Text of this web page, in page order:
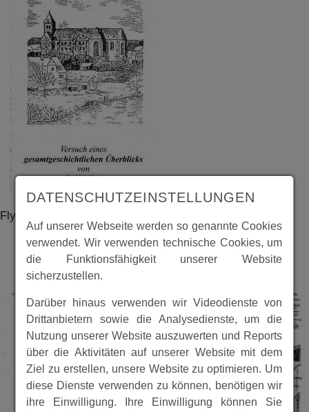
Flyer anläßlich der 900 Jahrfeier des Klosters Breitenau
DATENSCHUTZEINSTELLUNGEN
Auf unserer Webseite werden so genannte Cookies
verwendet. Wir verwenden technische Cookies, um
die Funktionsfähigkeit unserer Website
sicherzustellen.
Darüber hinaus verwenden wir Videodienste von
Drittanbietern sowie die Analysedienste, um die
Nutzung unserer Website auszuwerten und Reports
über die Aktivitäten auf unserer Website mit dem
Ziel zu erstellen, unsere Website zu optimieren. Um
diese Dienste verwenden zu können, benötigen wir
ihre Einwilligung. Ihre Einwilligung können Sie